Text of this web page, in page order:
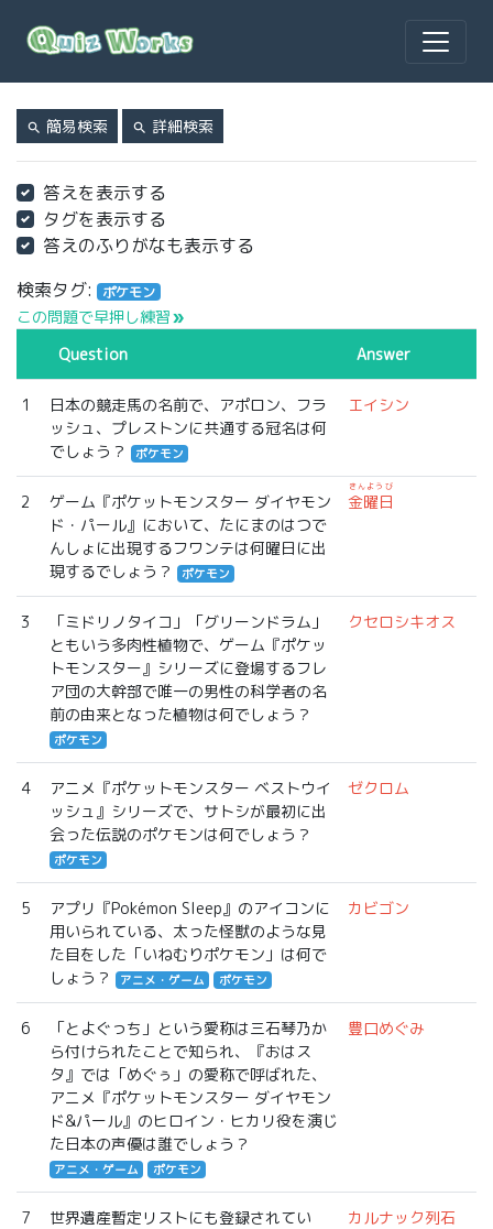
search 簡易検索 search 詳細検索
答えを表示する
タグを表示する
答えのふりがなも表示する
検索タグ:
ポケモン
この問題で早押し練習 double_arrow
Question Answer
1
日本の競走馬の名前で、アポロン、フラ
ッシュ、プレストンに共通する冠名は何
でしょう？
ポケモン
エイシン
2
ゲーム『ポケットモンスター ダイヤモン
ド・パール』において、たにまのはつで
んしょに出現するフワンテは何曜日に出
現するでしょう？
ポケモン
金曜日
きんようび
3
「ミドリノタイコ」「グリーンドラム」
ともいう多肉性植物で、ゲーム『ポケッ
トモンスター』シリーズに登場するフレ
ア団の大幹部で唯一の男性の科学者の名
前の由来となった植物は何でしょう？
ポケモン
クセロシキオス
4
アニメ『ポケットモンスター ベストウイ
ッシュ』シリーズで、サトシが最初に出
会った伝説のポケモンは何でしょう？
ポケモン
ゼクロム
5
アプリ『Pokémon Sleep』のアイコンに
用いられている、太った怪獣のような見
た目をした「いねむりポケモン」は何で
しょう？
アニメ・ゲーム ポケモン
カビゴン
6
「とよぐっち」という愛称は三石琴乃か
ら付けられたことで知られ、『おはス
タ』では「めぐぅ」の愛称で呼ばれた、
アニメ『ポケットモンスター ダイヤモン
ド&パール』のヒロイン・ヒカリ役を演じ
た日本の声優は誰でしょう？
アニメ・ゲーム ポケモン
豊口めぐみ
7
世界遺産暫定リストにも登録されてい
カルナック列石